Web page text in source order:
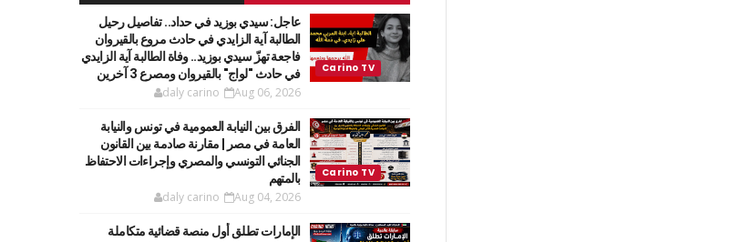
عاجل: سيدي بوزيد في حداد.. تفاصيل رحيل
الطالبة آية الزايدي في حادث مروع بالقيروان
فاجعة تهزّ سيدي بوزيد.. وفاة الطالبة آية الزايدي
في حادث "لواج" بالقيروان ومصرع 3 آخرين
daly carino Aug 06, 2026
الفرق بين النيابة العمومية في تونس والنيابة
العامة في مصر | مقارنة صادمة بين القانون
الجنائي التونسي والمصري وإجراءات الاحتفاظ
بالمتهم
daly carino Aug 04, 2026
الإمارات تطلق أول منصة قضائية متكاملة